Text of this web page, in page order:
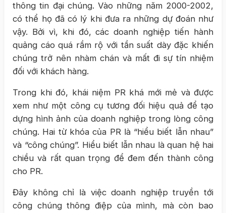
thông tin đại chúng. Vào những năm 2000-2002,
có thể họ đã có lý khi đưa ra những dự đoán như
vậy. Bởi vì, khi đó, các doanh nghiệp tiến hành
quảng cáo quá rầm rộ với tần suất dày đặc khiến
chúng trở nên nhàm chán và mất đi sự tín nhiệm
đối với khách hàng.
Trong khi đó, khái niệm PR khá mới mẻ và được
xem như một công cụ tương đối hiệu quả để tạo
dựng hình ảnh của doanh nghiệp trong lòng công
chúng. Hai từ khóa của PR là “hiểu biết lẫn nhau”
và “công chúng”. Hiểu biết lẫn nhau là quan hệ hai
chiều và rất quan trọng để đem đến thành công
cho PR.
Đây không chỉ là việc doanh nghiệp truyền tới
công chúng thông điệp của mình, mà còn bao